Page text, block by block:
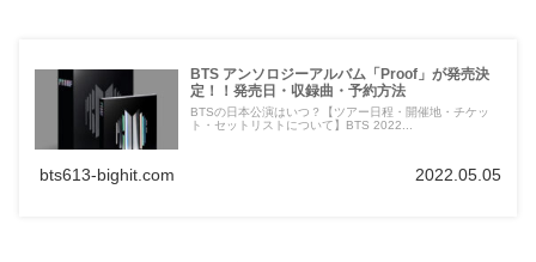
BTS アンソロジーアルバム「Proof」が発売決
定！！発売日・収録曲・予約方法
BTSの日本公演はいつ？【ツアー日程・開催地・チケッ
ト・セットリストについて】BTS 2022...
bts613-bighit.com 2022.05.05